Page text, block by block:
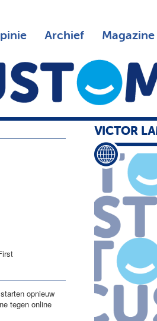
Archief Magazine
VICTOR
opnieuw
tegen online